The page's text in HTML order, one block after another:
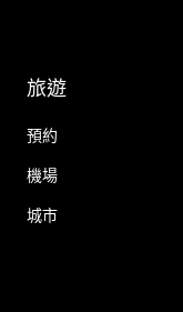
旅遊
預約
機場
城市